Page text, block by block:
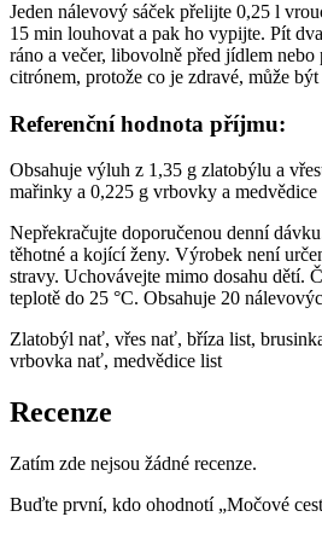
Jeden nálevový sáček přelijte 0,25 l
15 min louhovat a pak ho vypijte. Pít
ráno a večer, libovolně před jídlem nebo
citrónem, protože co je zdravé, může
Referenční hodnota příjmu:
Obsahuje výluh z 1,35 g zlatobýlu a
mařinky a 0,225 g vrbovky a medvědice
Nepřekračujte doporučenou denní
těhotné a kojící ženy. Výrobek není
stravy. Uchovávejte mimo dosahu dětí.
teplotě do 25 °C. Obsahuje 20
Zlatobýl nať, vřes nať, bříza list,
vrbovka nať, medvědice list
Recenze
Zatím zde nejsou žádné recenze.
Buďte první, kdo ohodnotí „Močové